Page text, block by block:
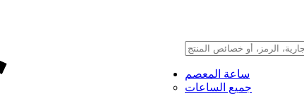
ساعة المعصم
جميع الساعات